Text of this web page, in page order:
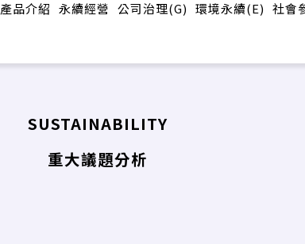
產品介紹 永續經營 公司治理(G) 環境永續(E) 社會
SUSTAINABILITY
重大議題分析